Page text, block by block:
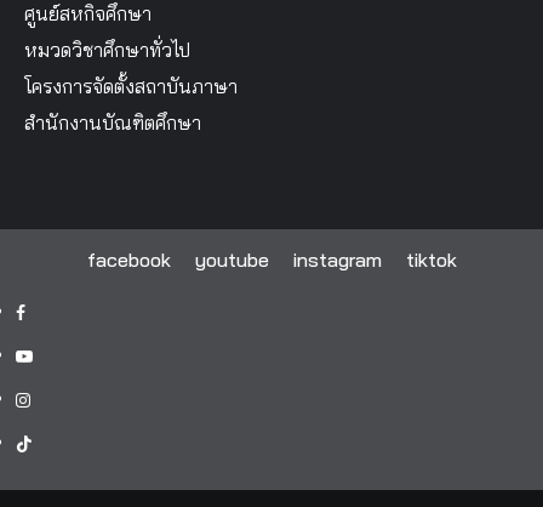
ศูนย์สหกิจศึกษา
หมวดวิชาศึกษาทั่วไป
โครงการจัดตั้งสถาบันภาษา
สำนักงานบัณฑิตศึกษา
facebook youtube instagram tiktok
facebook
youtube
instagram
tiktok